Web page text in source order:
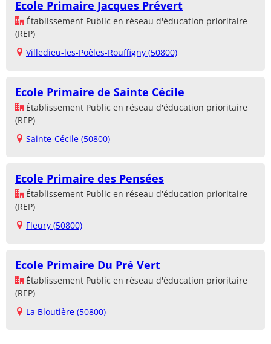
Ecole Primaire Jacques Prévert
Établissement Public en réseau d'éducation prioritaire
(REP)
Villedieu-les-Poêles-Rouffigny (50800)
Ecole Primaire de Sainte Cécile
Établissement Public en réseau d'éducation prioritaire
(REP)
Sainte-Cécile (50800)
Ecole Primaire des Pensées
Établissement Public en réseau d'éducation prioritaire
(REP)
Fleury (50800)
Ecole Primaire Du Pré Vert
Établissement Public en réseau d'éducation prioritaire
(REP)
La Bloutière (50800)